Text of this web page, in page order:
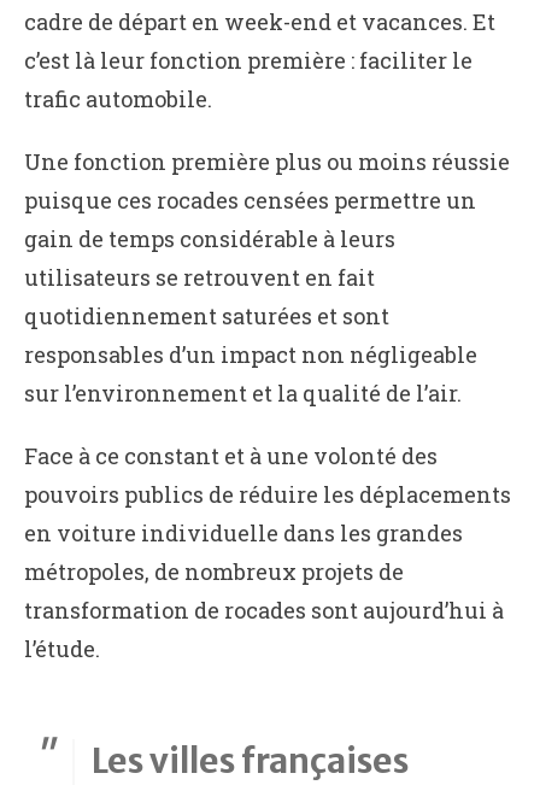
cadre de départ en week-end et vacances. Et
c’est là leur fonction première : faciliter le
trafic automobile.
Une fonction première plus ou moins réussie
puisque ces rocades censées permettre un
gain de temps considérable à leurs
utilisateurs se retrouvent en fait
quotidiennement saturées et sont
responsables d’un impact non négligeable
sur l’environnement et la qualité de l’air.
Face à ce constant et à une volonté des
pouvoirs publics de réduire les déplacements
en voiture individuelle dans les grandes
métropoles, de nombreux projets de
transformation de rocades sont aujourd’hui à
l’étude.
Les villes françaises